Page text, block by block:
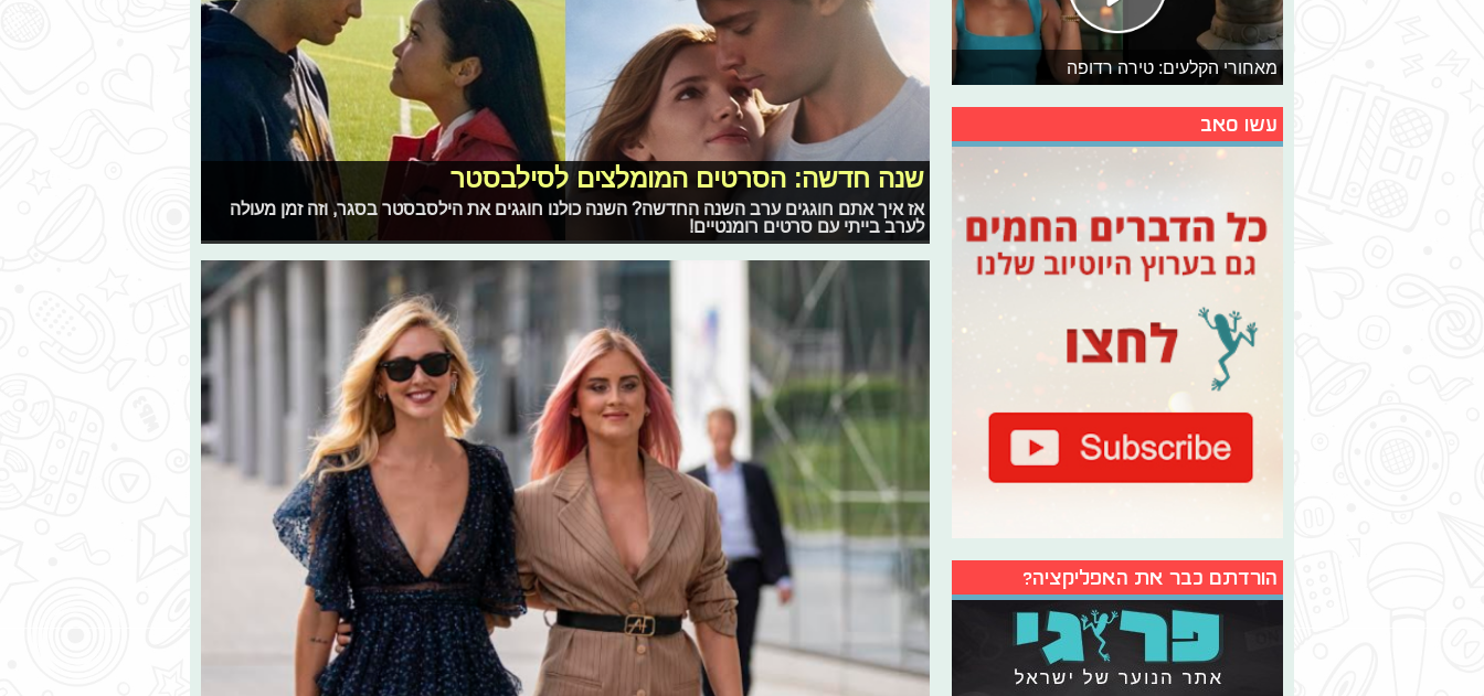
שנה חדשה: הסרטים המומלצים לסילבסטר
אז איך אתם חוגגים ערב השנה החדשה? השנה כולנו חוגגים את הילסבסטר בסגר, וזה זמן מעולה
לערב בייתי עם סרטים רומנטיים!
מאחורי הקלעים: טירה רדופה
עשו סאב
הורדתם כבר את האפליקציה?